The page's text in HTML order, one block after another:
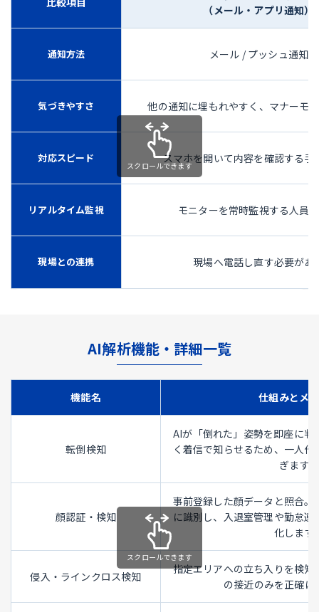
（メール・アプリ通知）
通知方法 メール / プッシュ通知
気づきやすさ 他の通知に埋もれやすく、マナーモ
対応スピード スマホを開いて内容を確認する手
リアルタイム監視 モニターを常時監視する人員
現場との連携 現場へ電話し直す必要があ
AI解析機能・詳細一覧
機能名 仕組みとメ
転倒検知
AIが「倒れた」姿勢を即座に判
く着信で知らせるため、一人
ぎます。
顔認証・検知
事前登録した顔データと照合
に識別し、入退室管理や勤怠
化します
侵入・ラインクロス検知
指定エリアへの立ち入りを検
の接近のみを正確に